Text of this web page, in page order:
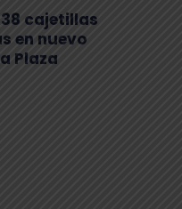
cajetillas
en nuevo
Plaza